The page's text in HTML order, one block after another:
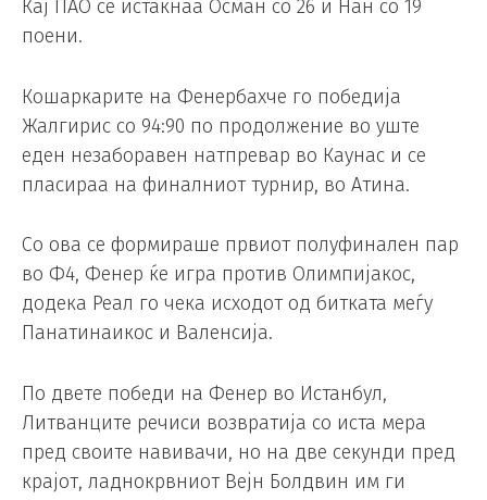
Кај ПАО се истакнаа Осман со 26 и Нан со 19
поени.
Кошаркарите на Фенербахче го победија
Жалгирис со 94:90 по продолжение во уште
еден незаборавен натпревар во Каунас и се
пласираа на финалниот турнир, во Атина.
Со ова се формираше првиот полуфинален пар
во Ф4, Фенер ќе игра против Олимпијакос,
додека Реал го чека исходот од битката меѓу
Панатинаикос и Валенсија.
По двете победи на Фенер во Истанбул,
Литванците речиси возвратија со иста мера
пред своите навивачи, но на две секунди пред
крајот, ладнокрвниот Вејн Болдвин им ги